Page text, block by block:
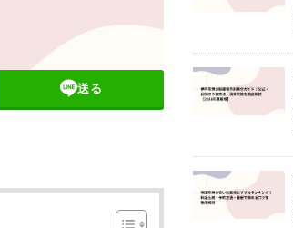
送る